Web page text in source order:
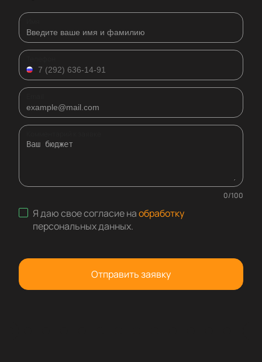
0/100
Я даю свое согласие наобработку
персональных данных.
Отправить заявку